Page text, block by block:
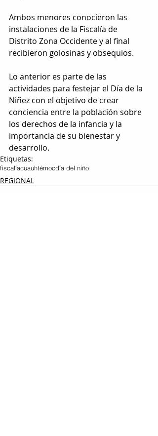
Ambos menores conocieron las
instalaciones de la Fiscalía de
Distrito Zona Occidente y al final
recibieron golosinas y obsequios.
Lo anterior es parte de las
actividades para festejar el Día de la
Niñez con el objetivo de crear
conciencia entre la población sobre
los derechos de la infancia y la
importancia de su bienestar y
desarrollo.
Etiquetas:
fiscalíacuauhtémocdía del niño
REGIONAL